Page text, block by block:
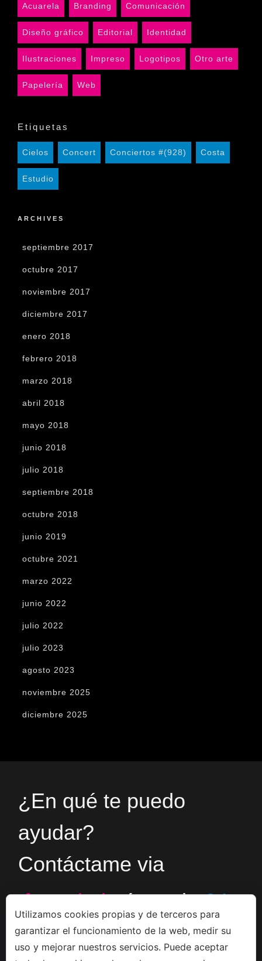
Acuarela Branding Comunicación
Diseño gráfico Editorial Identidad
Ilustraciones Impreso Logotipos Otro arte
Papelería Web
Etiquetas
Cielos Concert Conciertos #(928) Costa
Estudio
ARCHIVES
septiembre 2017
octubre 2017
noviembre 2017
diciembre 2017
enero 2018
febrero 2018
marzo 2018
abril 2018
mayo 2018
junio 2018
julio 2018
septiembre 2018
octubre 2018
junio 2019
octubre 2021
marzo 2022
junio 2022
julio 2022
julio 2023
agosto 2023
noviembre 2025
diciembre 2025
¿En qué te puedo
ayudar?
Contáctame via
formularioó en el+34
666533308
Utilizamos cookies propias y de terceros para
garantizar el funcionamiento de la web, medir su
uso y mejorar nuestros servicios. Puede aceptar